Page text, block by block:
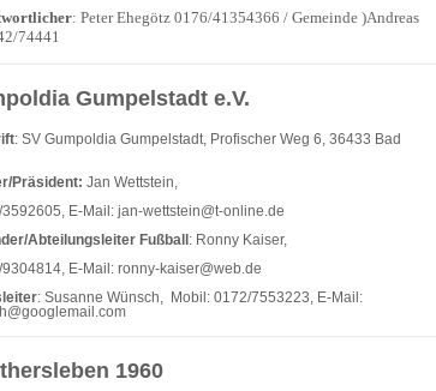
: Peter Ehegötz 0176/41354366 / Gemeinde )Andreas
74441
Gumpelstadt e.V.
: SV Gumpoldia Gumpelstadt, Profischer Weg 6, 36433 Bad
Präsident: Jan Wettstein,
E-Mail: jan-wettstein@t-online.de
Abteilungsleiter Fußball : Ronny Kaiser,
E-Mail: ronny-kaiser@web.de
: Susanne Wünsch, Mobil: 0172/7553223, E-Mail:
1960